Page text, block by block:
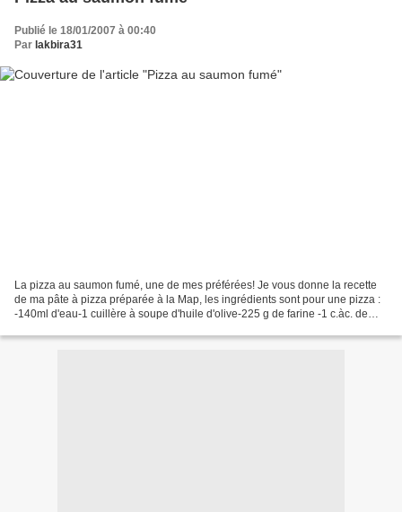
Publié le 18/01/2007 à 00:40
Par lakbira31
La pizza au saumon fumé, une de mes préférées! Je vous donne la recette
de ma pâte à pizza préparée à la Map, les ingrédients sont pour une pizza :
-140ml d'eau-1 cuillère à soupe d'huile d'olive-225 g de farine -1 c.àc. de